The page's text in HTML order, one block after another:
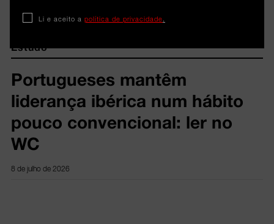
Estudo
Portugueses mantêm
liderança ibérica num hábito
pouco convencional: ler no
WC
8 de julho de 2026
Li e aceito a política de privacidade